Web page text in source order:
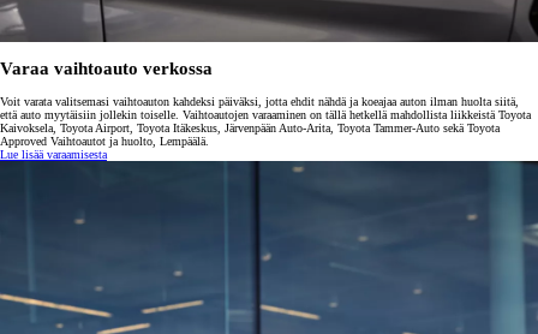
Varaa vaihtoauto verkossa
Voit varata valitsemasi vaihtoauton kahdeksi päiväksi, jotta ehdit nähdä ja koeajaa auton ilman huolta siitä,
että auto myytäisiin jollekin toiselle. Vaihtoautojen varaaminen on tällä hetkellä mahdollista liikkeistä Toyota
Kaivoksela, Toyota Airport, Toyota Itäkeskus, Järvenpään Auto-Arita, Toyota Tammer-Auto sekä Toyota
Approved Vaihtoautot ja huolto, Lempäälä.
Lue lisää varaamisesta